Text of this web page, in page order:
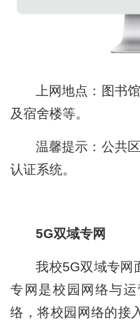
上网地点：图书
及宿舍楼等。
温馨提示：公共
认证系统。
5G双域专网
我校5G双域专网
专网是校园网络与
络，将校园网络的接